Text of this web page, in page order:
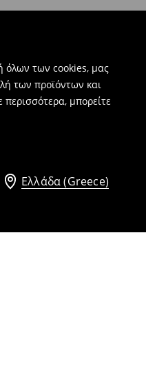
όλων των cookies, μας
των προϊόντων και
μπορείτε
Ελλάδα (Greece)